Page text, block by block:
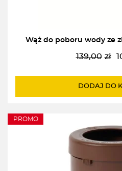
Wąż do poboru wody ze
139,00 zł
DODAJ DO
PROMO